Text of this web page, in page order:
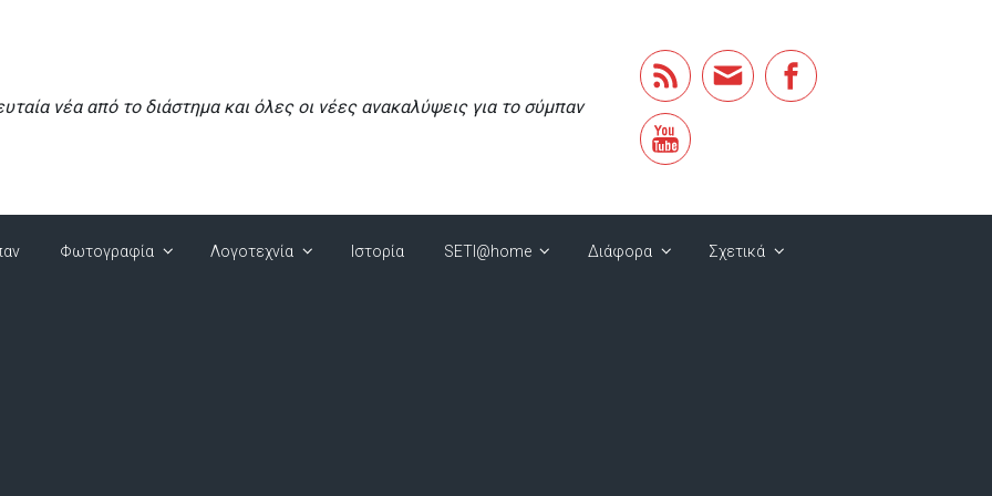
νέα από το διάστημα και όλες οι νέες ανακαλύψεις για το σύμπαν
Φωτογραφία Λογοτεχνία Ιστορία SETI@home Διάφορα Σχετικά